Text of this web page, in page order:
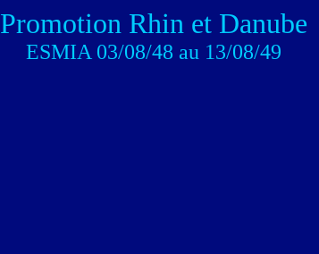
Promotion Rhin et Danube
ESMIA 03/08/48 au 13/08/49